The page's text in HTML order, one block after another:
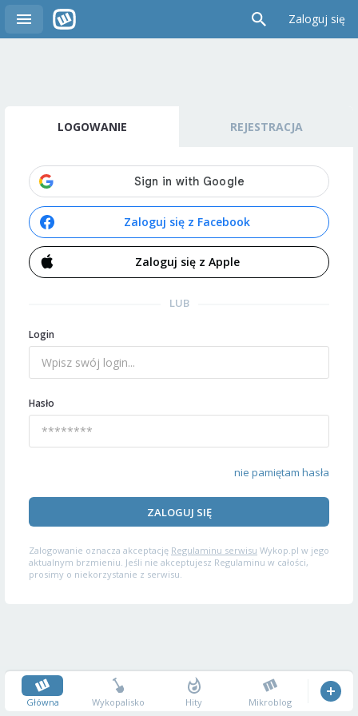
Zaloguj się
LOGOWANIE REJESTRACJA
Zaloguj się z Facebook
Zaloguj się z Apple
LUB
Login
Hasło
nie pamiętam hasła
ZALOGUJ SIĘ
Zalogowanie oznacza akceptację Regulaminu serwisu Wykop.pl w jego
aktualnym brzmieniu. Jeśli nie akceptujesz Regulaminu w całości,
prosimy o niekorzystanie z serwisu.
Główna Wykopalisko Hity Mikroblog